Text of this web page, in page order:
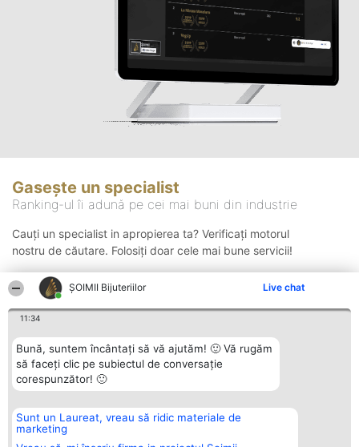
ŞOIMII Bijuteriilor Live chat
11:34
Bună, suntem încântați să vă ajutăm! 🙂 Vă rugăm
să faceți clic pe subiectul de conversație
corespunzător! 🙂
Sunt un Laureat, vreau să ridic materiale de
marketing
Gasește un specialist
Ranking-ul îi adună pe cei mai buni din industrie
Cauți un specialist in apropierea ta? Verificați motorul
nostru de căutare. Folosiți doar cele mai bune servicii!
Organizator Ranking
BRIGHT SOLUTIONS BR SRL
Aleea Timisul De Sus 2 Bl. A30
Plebiscyt
Lista Tuturor
Contact